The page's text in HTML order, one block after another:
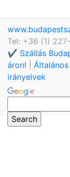
Tel: +36 (1)
✔️ Szállás
áron!
irányelvek